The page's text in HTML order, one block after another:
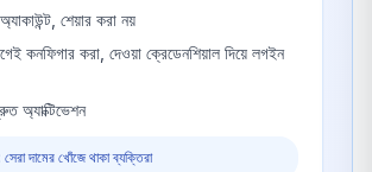
শেয়ার করা নয়
কনফিগার করা, দেওয়া ক্রেডেনশিয়াল দিয়ে লগইন
অ্যাক্টিভেশন
সেরা দামের খোঁজে থাকা ব্যক্তিরা